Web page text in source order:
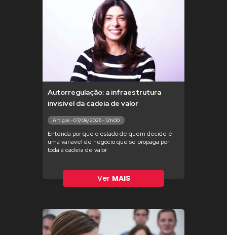
Autorregulação: a infraestrutura
invisível da cadeia de valor
Artigos - 07/08/2026 - 12h00
Entenda por que o estado de quem decide é
uma variável de negócio que se propaga por
toda a cadeia de valor
Ver MAIS